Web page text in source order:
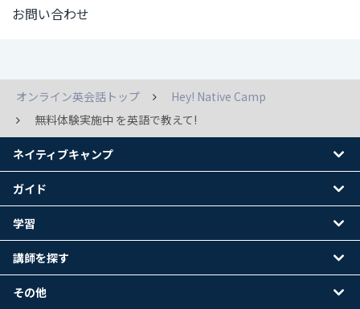
お問い合わせ
オンライン英会話トップ
Hey! Native Camp
無料体験実施中 を英語で教えて!
ネイティブキャンプ
ガイド
学習
講師を探す
その他